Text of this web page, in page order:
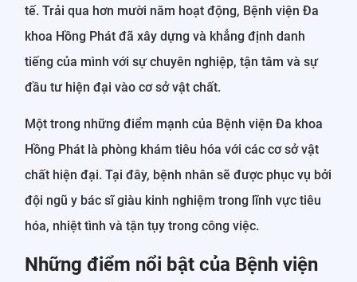
tế. Trải qua hơn mười năm hoạt động, Bệnh viện Đa
khoa Hồng Phát đã xây dựng và khẳng định danh
tiếng của mình với sự chuyên nghiệp, tận tâm và sự
đầu tư hiện đại vào cơ sở vật chất.
Một trong những điểm mạnh của Bệnh viện Đa khoa
Hồng Phát là phòng khám tiêu hóa với các cơ sở vật
chất hiện đại. Tại đây, bệnh nhân sẽ được phục vụ bởi
đội ngũ y bác sĩ giàu kinh nghiệm trong lĩnh vực tiêu
hóa, nhiệt tình và tận tụy trong công việc.
Những điểm nổi bật của Bệnh viện